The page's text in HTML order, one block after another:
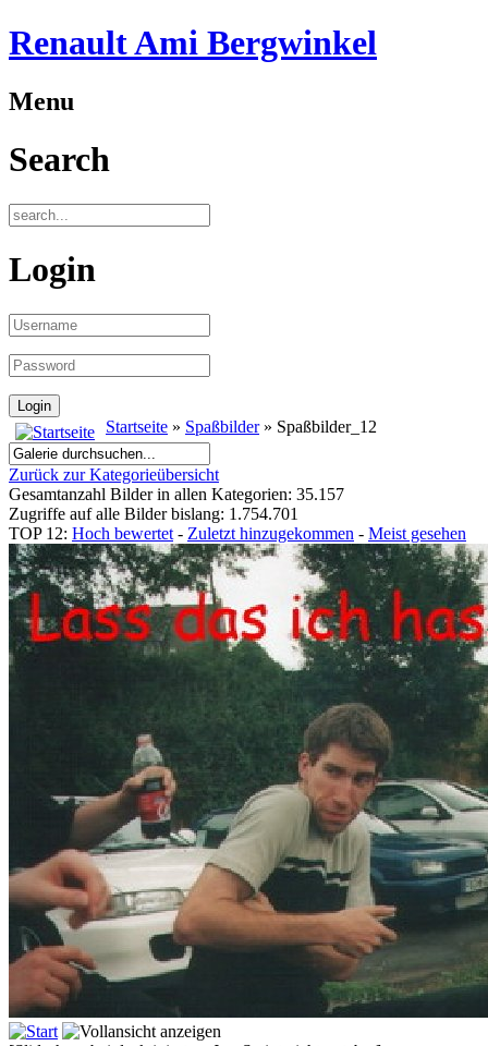
Renault Ami Bergwinkel
Menu
Search
Login
Startseite » Spaßbilder» Spaßbilder_12
Zurück zur Kategorieübersicht
Gesamtanzahl Bilder in allen Kategorien: 35.157
Zugriffe auf alle Bilder bislang: 1.754.701
TOP 12: Hoch bewertet - Zuletzt hinzugekommen - Meist gesehen